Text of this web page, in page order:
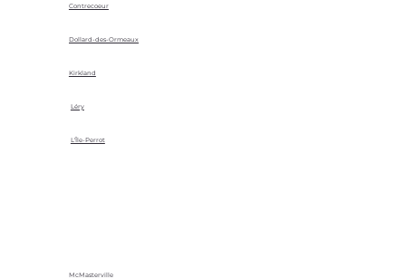
Contrecoeur
Dollard-des-Ormeaux
Kirkland
Léry
L'Île-Perrot
McMasterville